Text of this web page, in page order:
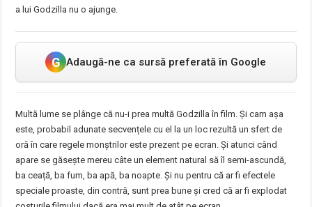
a lui Godzilla nu o ajunge.
G Adaugă-ne ca sursă preferată în Google
Multă lume se plânge că nu-i prea multă Godzilla în film. Și cam așa
este, probabil adunate secvențele cu el la un loc rezultă un sfert de
oră în care regele monștrilor este prezent pe ecran. Și atunci când
apare se găsește mereu câte un element natural să îl semi-ascundă,
ba ceață, ba fum, ba apă, ba noapte. Și nu pentru că ar fi efectele
speciale proaste, din contră, sunt prea bune și cred că ar fi explodat